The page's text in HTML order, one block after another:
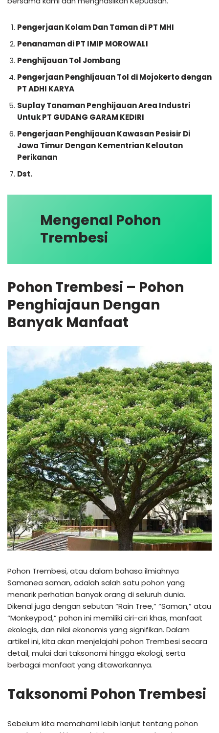
Pengerjaan Kolam Dan Taman di PT MHI
Penanaman di PT IMIP MOROWALI
Penghijauan Tol Jombang
Pengerjaan Penghijauan Tol di Mojokerto dengan
PT ADHI KARYA
Suplay Tanaman Penghijauan Area Industri
Untuk PT GUDANG GARAM KEDIRI
Pengerjaan Penghijauan Kawasan Pesisir Di
Jawa Timur Dengan Kementrian Kelautan
Perikanan
Dst.
Mengenal Pohon
Trembesi
Pohon Trembesi – Pohon
Penghiajaun Dengan
Banyak Manfaat
Pohon Trembesi, atau dalam bahasa ilmiahnya
Samanea saman, adalah salah satu pohon yang
menarik perhatian banyak orang di seluruh dunia.
Dikenal juga dengan sebutan “Rain Tree,” “Saman,” atau
“Monkeypod,” pohon ini memiliki ciri-ciri khas, manfaat
ekologis, dan nilai ekonomis yang signifikan. Dalam
artikel ini, kita akan menjelajahi pohon Trembesi secara
detail, mulai dari taksonomi hingga ekologi, serta
berbagai manfaat yang ditawarkannya.
Taksonomi Pohon Trembesi
Sebelum kita memahami lebih lanjut tentang pohon